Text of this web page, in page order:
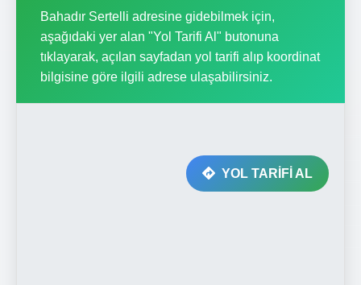
Bahadır Sertelli adresine gidebilmek için,
aşağıdaki yer alan "Yol Tarifi Al" butonuna
tıklayarak, açılan sayfadan yol tarifi alıp koordinat
bilgisine göre ilgili adrese ulaşabilirsiniz.
YOL TARİFİ AL